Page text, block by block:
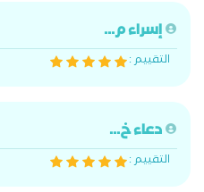
إسراء م...
التقييم :
دعاء خ...
التقييم :